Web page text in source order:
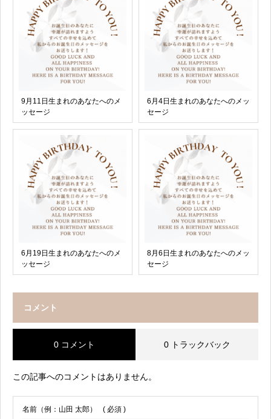
9月11日生まれのあなたへのメ
ッセージ
6月4日生まれのあなたへのメッ
セージ
6月19日生まれのあなたへのメ
ッセージ
8月6日生まれのあなたへのメッ
セージ
コメント
0 コメント 0 トラックバック
この記事へのコメントはありません。
名前（例：山田 太郎） ( 必須 )